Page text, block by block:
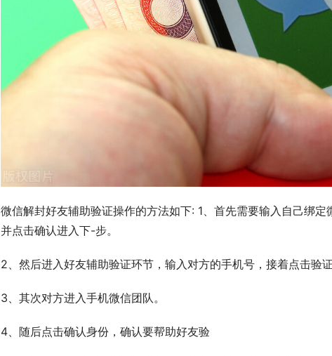
微信解封好友辅助验证操作的方法如下: 1、首先需要输入自己绑
并点击确认进入下-步。
2、然后进入好友辅助验证环节，输入对方的手机号，接着点击验证
3、其次对方进入手机微信团队。
4、随后点击确认身份，确认要帮助好友验